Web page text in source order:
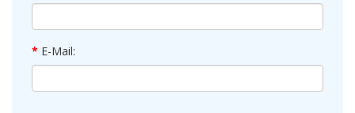
E-Mail: